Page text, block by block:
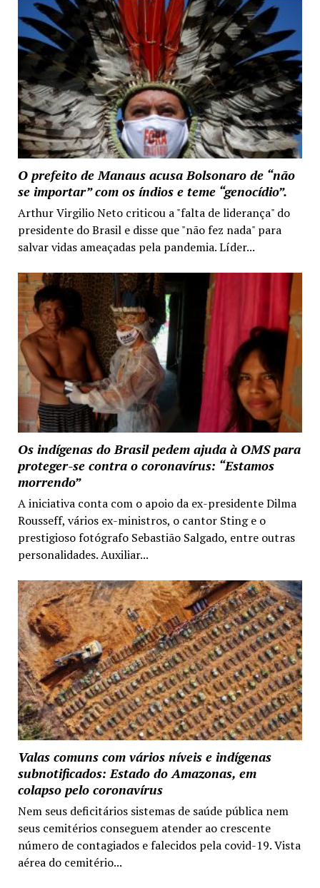
O prefeito de Manaus acusa Bolsonaro de “não
se importar” com os índios e teme “genocídio”.
Arthur Virgilio Neto criticou a "falta de liderança" do
presidente do Brasil e disse que "não fez nada" para
salvar vidas ameaçadas pela pandemia. Líder...
Os indígenas do Brasil pedem ajuda à OMS para
proteger-se contra o coronavírus: “Estamos
morrendo”
A iniciativa conta com o apoio da ex-presidente Dilma
Rousseff, vários ex-ministros, o cantor Sting e o
prestigioso fotógrafo Sebastião Salgado, entre outras
personalidades. Auxiliar...
Valas comuns com vários níveis e indígenas
subnotificados: Estado do Amazonas, em
colapso pelo coronavírus
Nem seus deficitários sistemas de saúde pública nem
seus cemitérios conseguem atender ao crescente
número de contagiados e falecidos pela covid-19. Vista
aérea do cemitério...